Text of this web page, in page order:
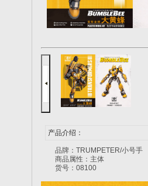
产品介绍：
品牌：
商品属性：主体 颜色
货号：08100 分